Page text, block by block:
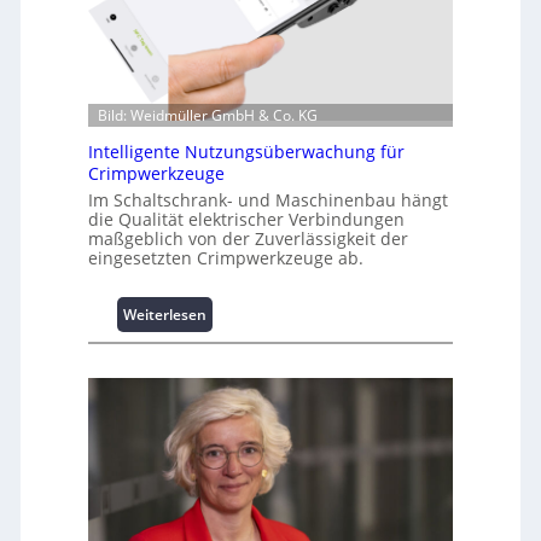
t
i
o
n
u
m
L
a
s
s
p
i
z
e
m
a
n
a
Bild: Weidmüller GmbH & Co. KG
Intelligente Nutzungsüberwachung für
Crimpwerkzeuge
Im Schaltschrank- und Maschinenbau hängt
die Qualität elektrischer Verbindungen
maßgeblich von der Zuverlässigkeit der
eingesetzten Crimpwerkzeuge ab.
Weiterlesen:
I
t
e
l
l
i
g
e